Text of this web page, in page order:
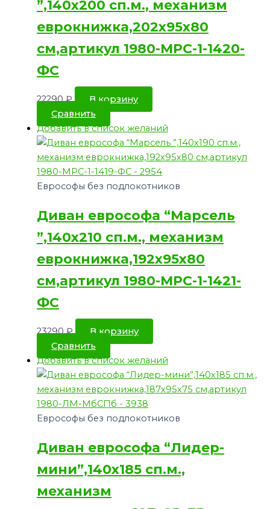
”,140х200 сп.м., механизм
еврокнижка,202х95х80
см,артикул 1980-МРС-1-1420-
ФС
22290₽
В корзину
Сравнить
Добавить в список желаний
Еврософы без подлокотников
Диван еврософа “Марсель
”,140х210 сп.м., механизм
еврокнижка,192х95х80
см,артикул 1980-МРС-1-1421-
ФС
23290₽
В корзину
Сравнить
Добавить в список желаний
Еврософы без подлокотников
Диван еврософа “Лидер-
мини”,140х185 сп.м.,
механизм